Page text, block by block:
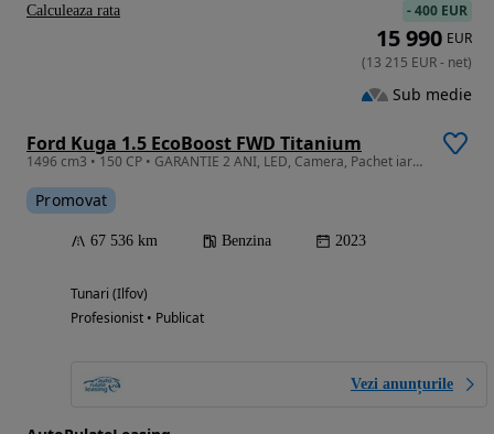
Ford Kuga 1.5 EcoBoost FWD Titanium
1496 cm3 • 150 CP • GARANTIE 2 ANI, LED, Camera, Pachet iarna, Clima
Promovat
67 536 km Benzina 2023
Tunari (Ilfov)
Profesionist • Publicat
Vezi anunțurile
-400 EUR
15 990 EUR
(13 215 EUR- net)
Sub medie
Calculeaza rata